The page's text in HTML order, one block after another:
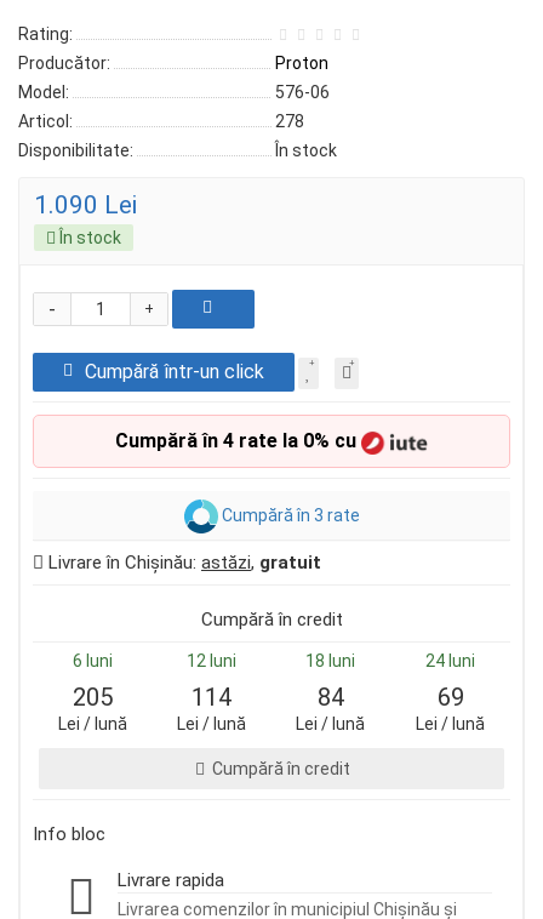
Rating:
Producător:
Proton
Model:
576-06
Articol:
278
Disponibilitate:
În stock
1.090 Lei
În stock
+
-
Cumpără într-un click
Cumpără în 4 rate la 0% cu
Cumpără în 3 rate
Livrare în Chișinău: astăzi, gratuit
Cumpără în credit
6 luni 12 luni 18 luni 24 luni
205
Lei / lună
114
Lei / lună
84
Lei / lună
69
Lei / lună
Cumpără în credit
Info bloc
Livrare rapida
Livrarea comenzilor în municipiul Chișinău și